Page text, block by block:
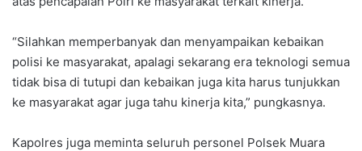
“Silahkan memperbanyak dan menyampaikan kebaikan
polisi ke masyarakat, apalagi sekarang era teknologi semua
tidak bisa di tutupi dan kebaikan juga kita harus tunjukkan
ke masyarakat agar juga tahu kinerja kita,” pungkasnya.
Kapolres juga meminta seluruh personel Polsek Muara